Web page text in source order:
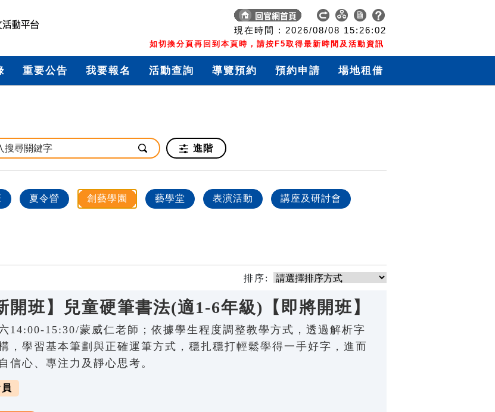
現在時間 : 2026/08/08 15:26:03
如切換分頁再回到本頁時，請按F5取得最新時間及活動資訊
重要公告 我要報名 活動查詢 導覽預約 預約申請 場地租借
進階
夏令營 創藝學園 藝學堂 表演活動 講座及研討會
排序:
開班】兒童硬筆書法(適1-6年級)【即將開班】
14:00-15:30/蒙威仁老師；依據學生程度調整教學方式，透過解析字
，學習基本筆劃與正確運筆方式，穩扎穩打輕鬆學得一手好字，進而
信心、專注力及靜心思考。